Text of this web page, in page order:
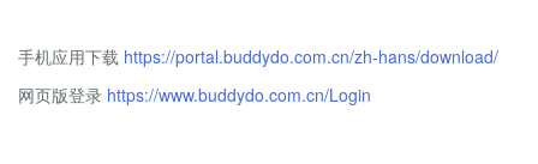
手机应用下载 https://portal.buddydo.com.cn/zh-hans/download/
网页版登录 https://www.buddydo.com.cn/Login